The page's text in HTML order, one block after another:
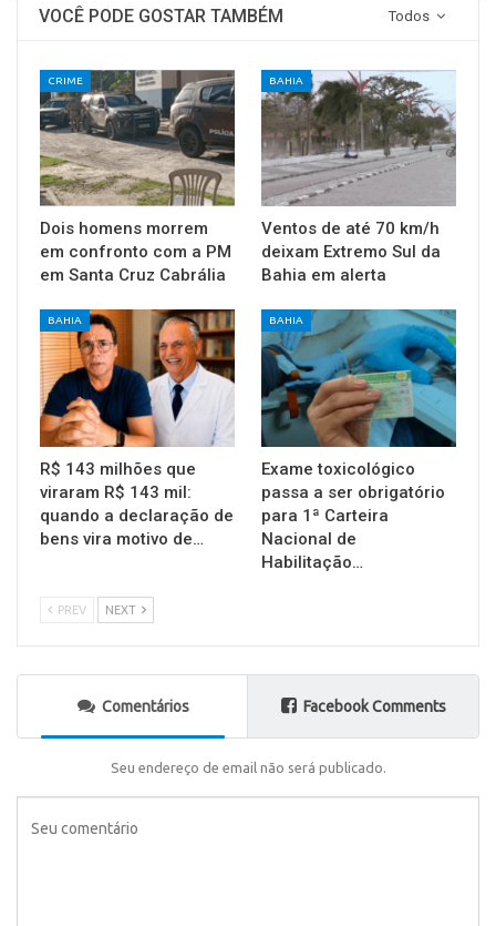
Todos
VOCÊ PODE GOSTAR TAMBÉM
CRIME
Dois homens morrem
em confronto com a PM
em Santa Cruz Cabrália
BAHIA
Ventos de até 70 km/h
deixam Extremo Sul da
Bahia em alerta
BAHIA
R$ 143 milhões que
viraram R$ 143 mil:
quando a declaração de
bens vira motivo de…
BAHIA
Exame toxicológico
passa a ser obrigatório
para 1ª Carteira
Nacional de
Habilitação…
PREV NEXT
Comentários Facebook Comments
Seu endereço de email não será publicado.